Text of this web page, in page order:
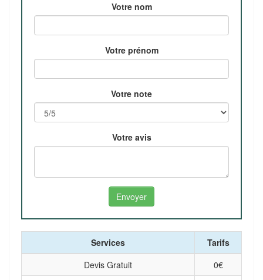
Votre nom
Votre prénom
Votre note
Votre avis
Services
Tarifs
Devis Gratuit
0€